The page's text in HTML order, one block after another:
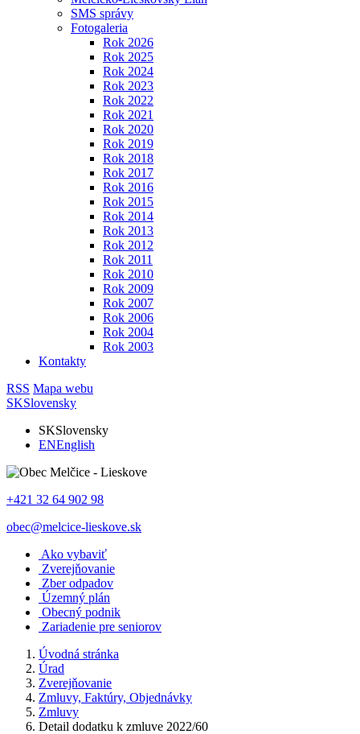
SMS správy
Fotogaleria
Rok 2026
Rok 2025
Rok 2024
Rok 2023
Rok 2022
Rok 2021
Rok 2020
Rok 2019
Rok 2018
Rok 2017
Rok 2016
Rok 2015
Rok 2014
Rok 2013
Rok 2012
Rok 2011
Rok 2010
Rok 2009
Rok 2007
Rok 2006
Rok 2004
Rok 2003
Kontakty
RSS Mapa webu
SKSlovensky
SKSlovensky
ENEnglish
+421 32 64 902 98
obec@melcice-lieskove.sk
Ako vybaviť
Zverejňovanie
Zber odpadov
Územný plán
Obecný podnik
Zariadenie pre seniorov
Úvodná stránka
Úrad
Zverejňovanie
Zmluvy, Faktúry, Objednávky
Zmluvy
Detail dodatku k zmluve 2022/60